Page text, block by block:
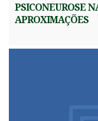
PSICONEUROSE
APROXIMAÇÕES